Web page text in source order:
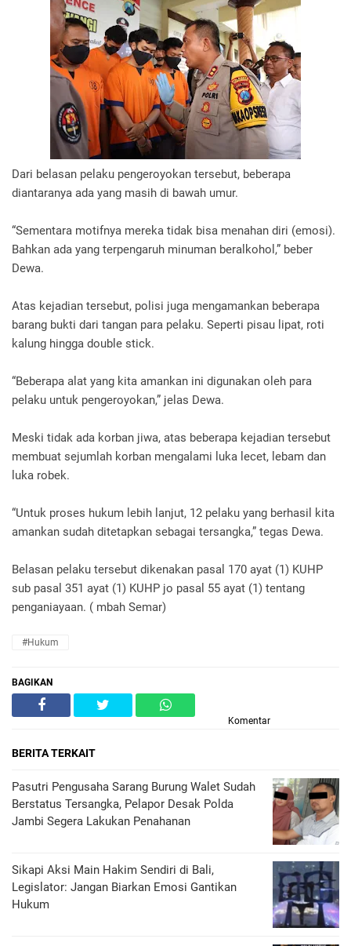
Dari belasan pelaku pengeroyokan tersebut, beberapa
diantaranya ada yang masih di bawah umur.
“Sementara motifnya mereka tidak bisa menahan diri (emosi).
Bahkan ada yang terpengaruh minuman beralkohol,” beber
Dewa.
Atas kejadian tersebut, polisi juga mengamankan beberapa
barang bukti dari tangan para pelaku. Seperti pisau lipat, roti
kalung hingga double stick.
“Beberapa alat yang kita amankan ini digunakan oleh para
pelaku untuk pengeroyokan,” jelas Dewa.
Meski tidak ada korban jiwa, atas beberapa kejadian tersebut
membuat sejumlah korban mengalami luka lecet, lebam dan
luka robek.
“Untuk proses hukum lebih lanjut, 12 pelaku yang berhasil kita
amankan sudah ditetapkan sebagai tersangka,” tegas Dewa.
Belasan pelaku tersebut dikenakan pasal 170 ayat (1) KUHP
sub pasal 351 ayat (1) KUHP jo pasal 55 ayat (1) tentang
penganiayaan. ( mbah Semar)
#Hukum
BAGIKAN
Komentar
BERITA TERKAIT
Pasutri Pengusaha Sarang Burung Walet Sudah
Berstatus Tersangka, Pelapor Desak Polda
Jambi Segera Lakukan Penahanan
Sikapi Aksi Main Hakim Sendiri di Bali,
Legislator: Jangan Biarkan Emosi Gantikan
Hukum